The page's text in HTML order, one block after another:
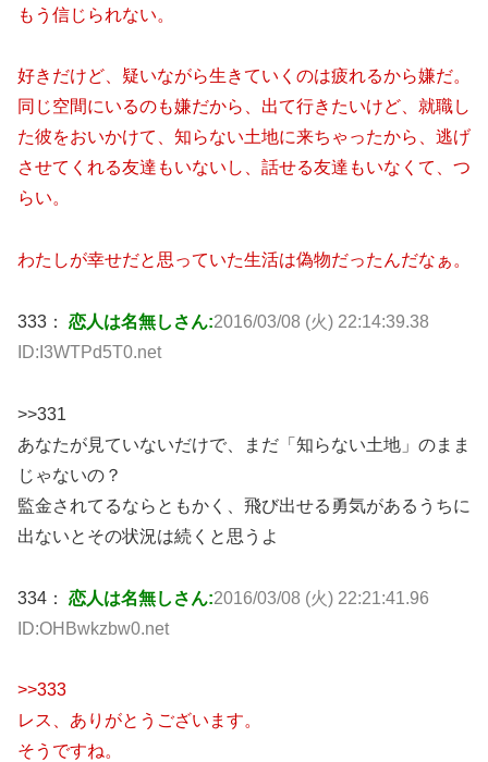
もう信じられない。
好きだけど、疑いながら生きていくのは疲れるから嫌だ。
同じ空間にいるのも嫌だから、出て行きたいけど、就職し
た彼をおいかけて、知らない土地に来ちゃったから、逃げ
させてくれる友達もいないし、話せる友達もいなくて、つ
らい。
わたしが幸せだと思っていた生活は偽物だったんだなぁ。
333： 恋人は名無しさん:2016/03/08 (火) 22:14:39.38
ID:I3WTPd5T0.net
>>331
あなたが見ていないだけで、まだ「知らない土地」のまま
じゃないの？
監金されてるならともかく、飛び出せる勇気があるうちに
出ないとその状況は続くと思うよ
334： 恋人は名無しさん:2016/03/08 (火) 22:21:41.96
ID:OHBwkzbw0.net
>>333
レス、ありがとうございます。
そうですね。